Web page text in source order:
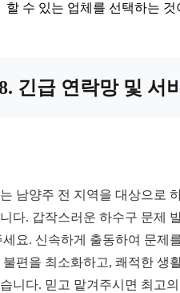
할 수 있는 업체를 선택하는 것
긴급 연락망 및 서
남양주 전 지역을 대상으로
다. 갑작스러운 하수구 문제
세요. 신속하게 출동하여 문제
불편을 최소화하고, 쾌적한 생
니다. 믿고 맡겨주시면 최고